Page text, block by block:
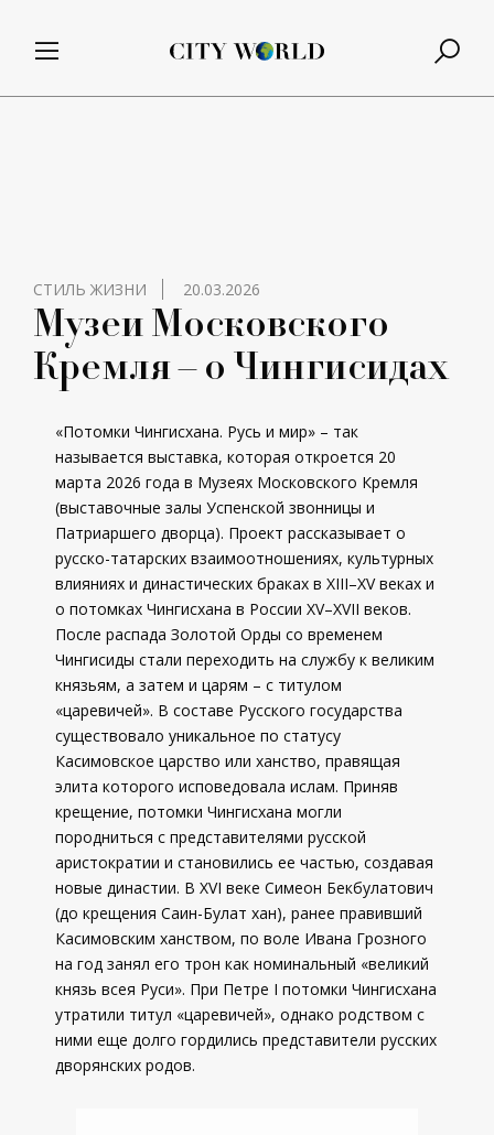
СТИЛЬ ЖИЗНИ 20.03.2026
Музеи Московского
Кремля – о Чингисидах
«Потомки Чингисхана. Русь и мир» – так
называется выставка, которая откроется 20
марта 2026 года в Музеях Московского Кремля
(выставочные залы Успенской звонницы и
Патриаршего дворца). Проект рассказывает о
русско-татарских взаимоотношениях, культурных
влияниях и династических браках в XIII–XV веках и
о потомках Чингисхана в России XV–XVII веков.
После распада Золотой Орды со временем
Чингисиды стали переходить на службу к великим
князьям, а затем и царям – с титулом
«царевичей». В составе Русского государства
существовало уникальное по статусу
Касимовское царство или ханство, правящая
элита которого исповедовала ислам. Приняв
крещение, потомки Чингисхана могли
породниться с представителями русской
аристократии и становились ее частью, создавая
новые династии. В XVI веке Симеон Бекбулатович
(до крещения Саин-Булат хан), ранее правивший
Касимовским ханством, по воле Ивана Грозного
на год занял его трон как номинальный «великий
князь всея Руси». При Петре I потомки Чингисхана
утратили титул «царевичей», однако родством с
ними еще долго гордились представители русских
дворянских родов.